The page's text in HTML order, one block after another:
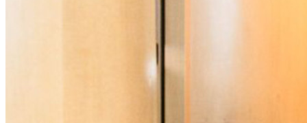
profusa personalmente dal Notaio, mira a produrre
fungibile di una più ampia operazione. Riteniamo fondamentale
custode
dei loro atti e fatti giuridici,
Particolarmente celebre, oltre che non confutato, è l’assioma
funzione anti-processualistica del notaio non è l’unico aspetto
avvio